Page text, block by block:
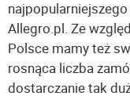
Allegro.pl. Ze
Polsce mamy też
rosnąca liczba
dostarczanie tak